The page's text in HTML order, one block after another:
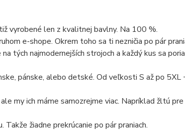
vyrobené len z kvalitnej bavlny. Na 100 %.
e-shope. Okrem toho sa ti nezničia po pár
tých najmodernejších strojoch a každý kus sa
pánske, alebo detské. Od veľkosti S až po
my ich máme samozrejme viac. Napríklad žltú
žiadne prekrúcanie po pár praniach.